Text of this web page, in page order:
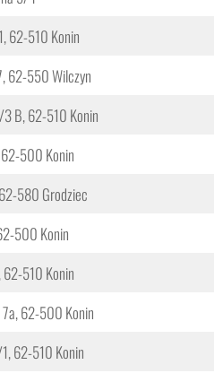
62-510 Konin
62-550 Wilczyn
3 B, 62-510 Konin
500 Konin
580 Grodziec
500 Konin
62-510 Konin
62-500 Konin
62-510 Konin